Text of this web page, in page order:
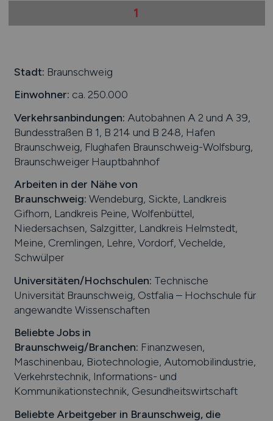
1
Stadt: Braunschweig
Einwohner: ca. 250.000
Verkehrsanbindungen: Autobahnen A 2 und A 39,
Bundesstraßen B 1, B 214 und B 248, Hafen
Braunschweig, Flughafen Braunschweig-Wolfsburg,
Braunschweiger Hauptbahnhof
Arbeiten in der Nähe von
Braunschweig: Wendeburg, Sickte, Landkreis
Gifhorn, Landkreis Peine, Wolfenbüttel,
Niedersachsen, Salzgitter, Landkreis Helmstedt,
Meine, Cremlingen, Lehre, Vordorf, Vechelde,
Schwülper
Universitäten/Hochschulen: Technische
Universität Braunschweig, Ostfalia – Hochschule für
angewandte Wissenschaften
Beliebte Jobs in
Braunschweig/Branchen: Finanzwesen,
Maschinenbau, Biotechnologie, Automobilindustrie,
Verkehrstechnik, Informations- und
Kommunikationstechnik, Gesundheitswirtschaft
Beliebte Arbeitgeber in Braunschweig, die